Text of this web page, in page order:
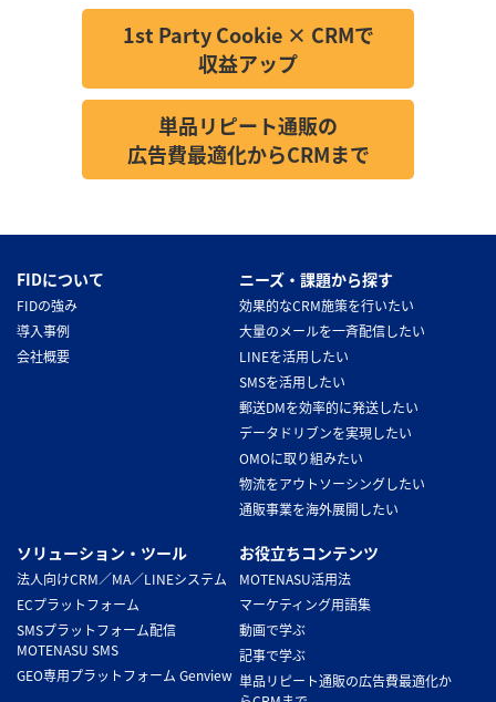
1st Party Cookie × CRMで
収益アップ
単品リピート通販の
広告費最適化からCRMまで
FIDについて
FIDの強み
導入事例
会社概要
ニーズ・課題から探す
効果的なCRM施策を行いたい
大量のメールを一斉配信したい
LINEを活用したい
SMSを活用したい
郵送DMを効率的に発送したい
データドリブンを実現したい
OMOに取り組みたい
物流をアウトソーシングしたい
通販事業を海外展開したい
ソリューション・ツール
法人向けCRM／MA／LINEシステム
ECプラットフォーム
SMSプラットフォーム配信
MOTENASU SMS
GEO専用プラットフォーム Genview
お役立ちコンテンツ
MOTENASU活用法
マーケティング用語集
動画で学ぶ
記事で学ぶ
単品リピート通販の広告費最適化か